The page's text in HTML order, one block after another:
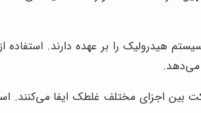
هیدرولیک را بر عهده دارند.
می‌دهد.
اجزای مختلف غلطک ایفا می‌کنند.